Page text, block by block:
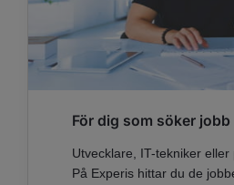
För dig som söker jobb
Utvecklare, IT-tekniker eller
På Experis hittar du de